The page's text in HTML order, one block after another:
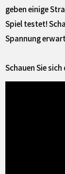
geben einige
Spiel testet!
Spannung
Schauen Sie